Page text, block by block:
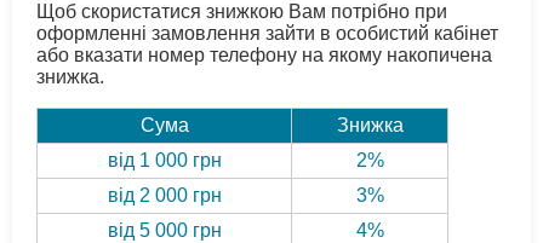
Щоб скористатися знижкою Вам потрібно при
оформленні замовлення зайти в особистий кабінет
або вказати номер телефону на якому накопичена
знижка.
Сума
Знижка
від 1 000 грн
2%
від 2 000 грн
3%
від 5 000 грн
4%